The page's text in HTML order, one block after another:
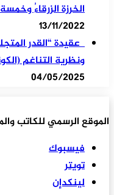
الخرزة الزرقاءُ
13/11/2022
عقيدة “القدر
ونظرية التناغم
04/05/2025
الموقع الرسمي للكاتب
فيسبوك
تويتر
لينكدإن